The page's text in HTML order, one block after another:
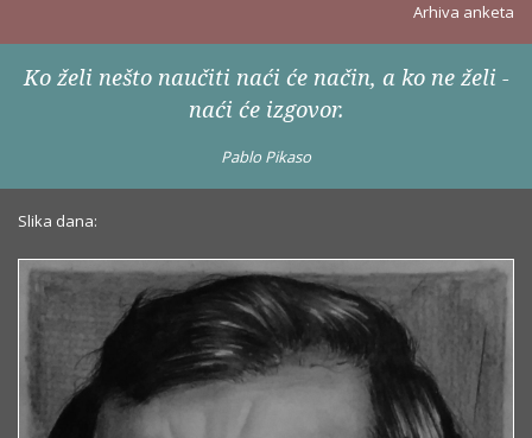
Arhiva anketa
Ko želi nešto naučiti naći će način, a ko ne želi -
naći će izgovor.
Pablo Pikaso
Slika dana: